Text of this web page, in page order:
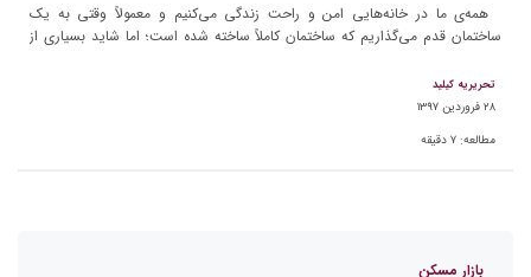
همه‌ی ما در خانه‌هایی امن و راحت زندگی می‌کنیم و معمولاً وقتی به یک
ساختمان قدم می‌گذاریم که ساختمان کاملاً ساخته شده است؛ اما شاید بسیاری از
تحریریه کیلید
۲۸ فروردین ۱۳۹۷
مطالعه: ۷ دقیقه
بازار مسکن